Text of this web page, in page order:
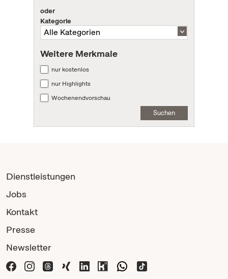
oder
Kategorie
Weitere Merkmale
nur kostenlos
nur Highlights
Wochenendvorschau
Suchen
Dienstleistungen
Jobs
Kontakt
Presse
Newsletter